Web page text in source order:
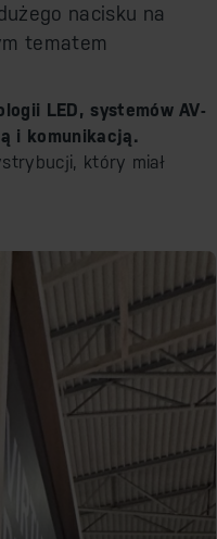
nacisku na
tematem
LED, systemów AV-
i komunikacją.
który miał